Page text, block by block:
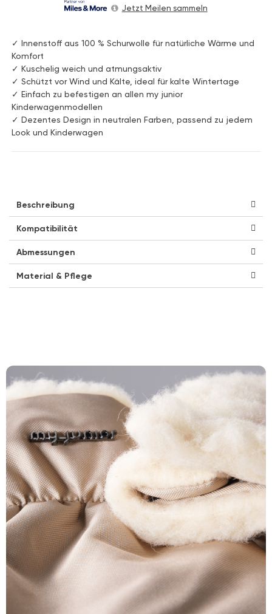
Jetzt Meilen sammeln
✓ Innenstoff aus 100 % Schurwolle für natürliche Wärme und
Komfort
✓ Kuschelig weich und atmungsaktiv
✓ Schützt vor Wind und Kälte, ideal für kalte Wintertage
✓ Einfach zu befestigen an allen my junior️
Kinderwagenmodellen
✓ Dezentes Design in neutralen Farben, passend zu jedem
Look und Kinderwagen
Beschreibung
Kompatibilität
Abmessungen
Material & Pflege